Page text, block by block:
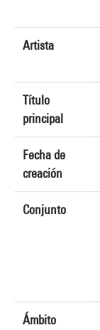
Artista
Título
principal
Fecha de
creación
Conjunto
Ámbito